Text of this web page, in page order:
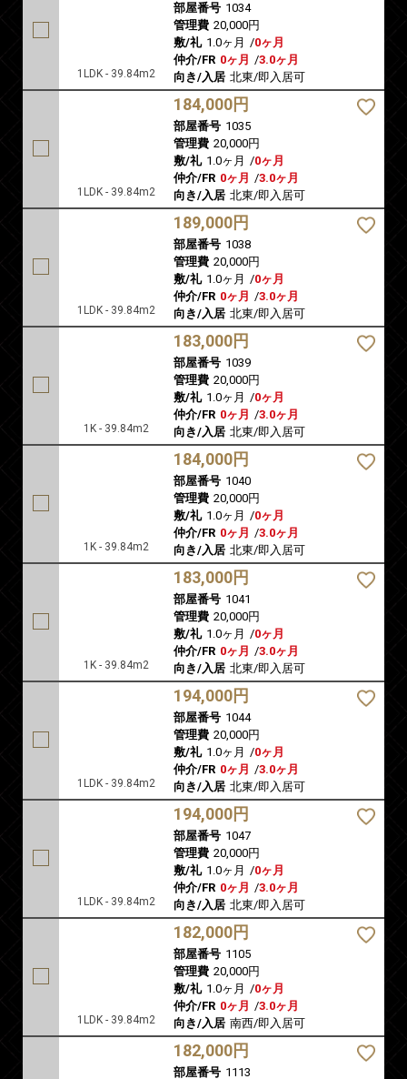
1LDK - 39.84m2
部屋番号 1034
管理費 20,000円
敷/礼 1.0ヶ月 /0ヶ月
仲介/FR 0ヶ月 /3.0ヶ月
向き/入居 北東/即入居可
1LDK - 39.84m2
184,000円
部屋番号 1035
管理費 20,000円
敷/礼 1.0ヶ月 /0ヶ月
仲介/FR 0ヶ月 /3.0ヶ月
向き/入居 北東/即入居可
1LDK - 39.84m2
189,000円
部屋番号 1038
管理費 20,000円
敷/礼 1.0ヶ月 /0ヶ月
仲介/FR 0ヶ月 /3.0ヶ月
向き/入居 北東/即入居可
1K - 39.84m2
183,000円
部屋番号 1039
管理費 20,000円
敷/礼 1.0ヶ月 /0ヶ月
仲介/FR 0ヶ月 /3.0ヶ月
向き/入居 北東/即入居可
1K - 39.84m2
184,000円
部屋番号 1040
管理費 20,000円
敷/礼 1.0ヶ月 /0ヶ月
仲介/FR 0ヶ月 /3.0ヶ月
向き/入居 北東/即入居可
1K - 39.84m2
183,000円
部屋番号 1041
管理費 20,000円
敷/礼 1.0ヶ月 /0ヶ月
仲介/FR 0ヶ月 /3.0ヶ月
向き/入居 北東/即入居可
1LDK - 39.84m2
194,000円
部屋番号 1044
管理費 20,000円
敷/礼 1.0ヶ月 /0ヶ月
仲介/FR 0ヶ月 /3.0ヶ月
向き/入居 北東/即入居可
1LDK - 39.84m2
194,000円
部屋番号 1047
管理費 20,000円
敷/礼 1.0ヶ月 /0ヶ月
仲介/FR 0ヶ月 /3.0ヶ月
向き/入居 北東/即入居可
1LDK - 39.84m2
182,000円
部屋番号 1105
管理費 20,000円
敷/礼 1.0ヶ月 /0ヶ月
仲介/FR 0ヶ月 /3.0ヶ月
向き/入居 南西/即入居可
182,000円
部屋番号 1113